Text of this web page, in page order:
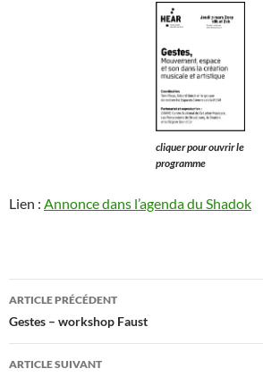
cliquer pour ouvrir le
programme
Lien : Annonce dans l’agenda du Shadok
Navigation
des
articles
ARTICLE PRÉCÉDENT
Gestes – workshop Faust
ARTICLE SUIVANT